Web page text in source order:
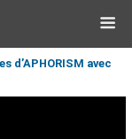
d’APHORISM avec